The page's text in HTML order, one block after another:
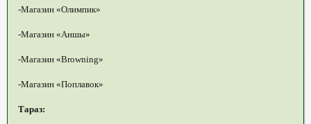
-Магазин «Олимпик»
-Магазин «Аншы»
-Магазин «Browning»
-Магазин «Поплавок»
Тараз: